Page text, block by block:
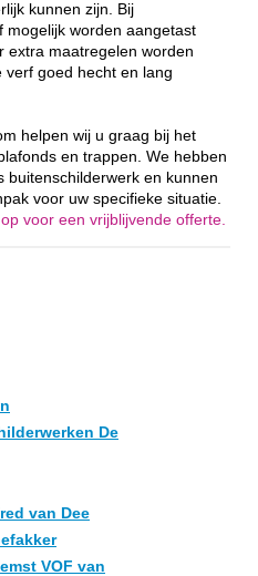
kunnen zijn. Bij
mogelijk worden aangetast
extra maatregelen worden
goed hecht en lang
helpen wij u graag bij het
en trappen. We hebben
buitenschilderwerk en kunnen
voor uw specifieke situatie.
voor een vrijblijvende offerte.
De
van Dee
VOF van